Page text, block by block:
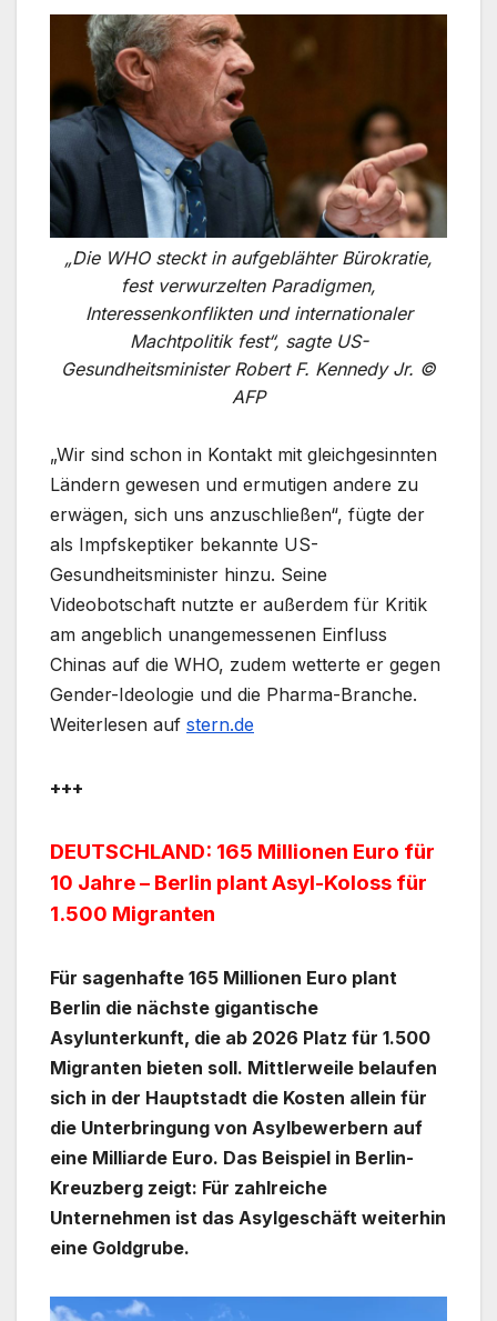
„Die WHO steckt in aufgeblähter Bürokratie,
fest verwurzelten Paradigmen,
Interessenkonflikten und internationaler
Machtpolitik fest“, sagte US-
Gesundheitsminister Robert F. Kennedy Jr. ©
AFP
„Wir sind schon in Kontakt mit gleichgesinnten
Ländern gewesen und ermutigen andere zu
erwägen, sich uns anzuschließen“, fügte der
als Impfskeptiker bekannte US-
Gesundheitsminister hinzu. Seine
Videobotschaft nutzte er außerdem für Kritik
am angeblich unangemessenen Einfluss
Chinas auf die WHO, zudem wetterte er gegen
Gender-Ideologie und die Pharma-Branche.
Weiterlesen auf stern.de
+++
DEUTSCHLAND: 165 Millionen Euro für
10 Jahre – Berlin plant Asyl-Koloss für
1.500 Migranten
Für sagenhafte 165 Millionen Euro plant
Berlin die nächste gigantische
Asylunterkunft, die ab 2026 Platz für 1.500
Migranten bieten soll. Mittlerweile belaufen
sich in der Hauptstadt die Kosten allein für
die Unterbringung von Asylbewerbern auf
eine Milliarde Euro. Das Beispiel in Berlin-
Kreuzberg zeigt: Für zahlreiche
Unternehmen ist das Asylgeschäft weiterhin
eine Goldgrube.